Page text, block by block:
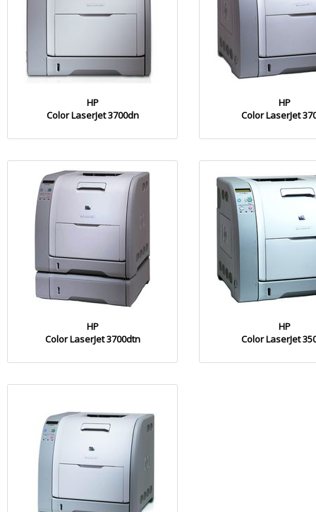
HP
Color LaserJet 3700dn
HP
Color LaserJet
HP
Color LaserJet 3700dtn
HP
Color LaserJet